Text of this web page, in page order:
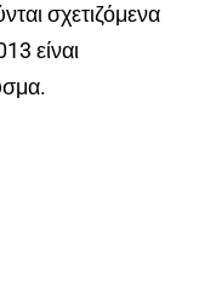
σχετιζόμενα
είναι